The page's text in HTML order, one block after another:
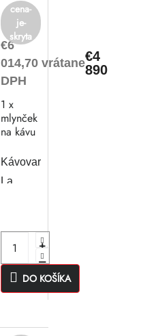
€6
014,70 vrátane
DPH
€4
890
1 x
mlynček
na kávu
Kávovar
La
cena-
je-
skryta
DO KOŠÍKA